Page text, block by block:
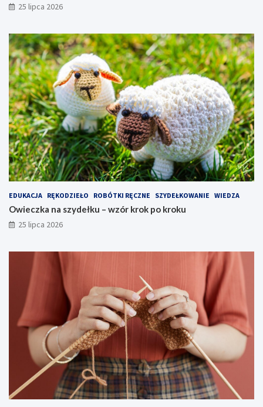
25 lipca 2026
EDUKACJA RĘKODZIEŁO ROBÓTKI RĘCZNE SZYDEŁKOWANIE WIEDZA
Owieczka na szydełku – wzór krok po kroku
25 lipca 2026